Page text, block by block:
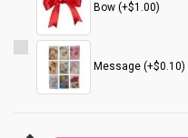
Bow (+$1.00)
Message (+$0.10)